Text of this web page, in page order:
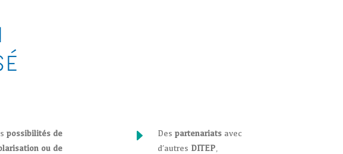
possibilités de
ou de
E Despartenariats avec
d’autres DITEP